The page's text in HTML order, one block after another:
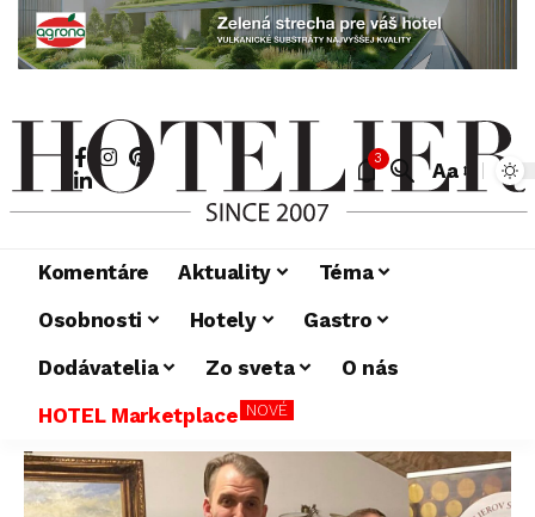
3
Aa
Komentáre Aktuality
Téma
Osobnosti
Hotely
Gastro
Dodávatelia
Zo sveta
O nás
HOTEL Marketplace NOVÉ